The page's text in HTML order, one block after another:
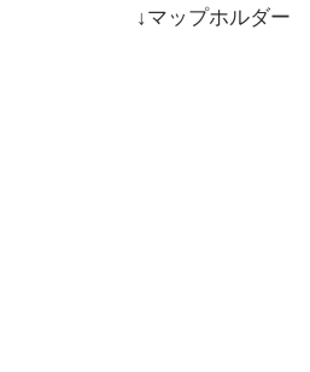
↓マップホルダー